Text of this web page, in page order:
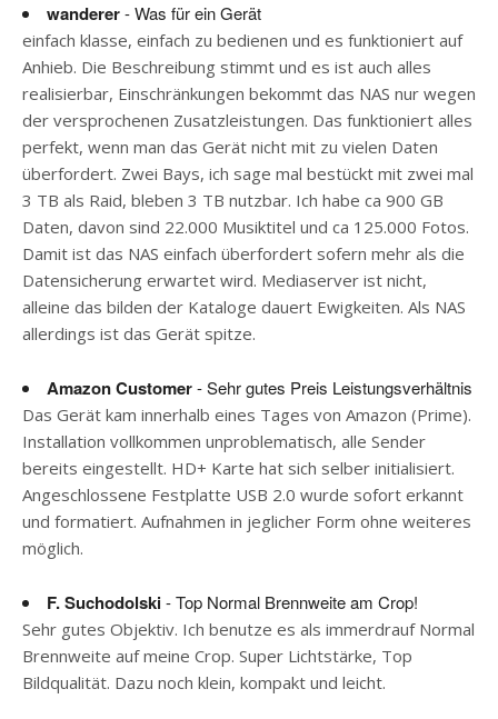
wanderer- Was für ein Gerät
einfach klasse, einfach zu bedienen und es funktioniert auf
Anhieb. Die Beschreibung stimmt und es ist auch alles
realisierbar, Einschränkungen bekommt das NAS nur wegen
der versprochenen Zusatzleistungen. Das funktioniert alles
perfekt, wenn man das Gerät nicht mit zu vielen Daten
überfordert. Zwei Bays, ich sage mal bestückt mit zwei mal
3 TB als Raid, bleben 3 TB nutzbar. Ich habe ca 900 GB
Daten, davon sind 22.000 Musiktitel und ca 125.000 Fotos.
Damit ist das NAS einfach überfordert sofern mehr als die
Datensicherung erwartet wird. Mediaserver ist nicht,
alleine das bilden der Kataloge dauert Ewigkeiten. Als NAS
allerdings ist das Gerät spitze.
Amazon Customer- Sehr gutes Preis Leistungsverhältnis
Das Gerät kam innerhalb eines Tages von Amazon (Prime).
Installation vollkommen unproblematisch, alle Sender
bereits eingestellt. HD+ Karte hat sich selber initialisiert.
Angeschlossene Festplatte USB 2.0 wurde sofort erkannt
und formatiert. Aufnahmen in jeglicher Form ohne weiteres
möglich.
F. Suchodolski- Top Normal Brennweite am Crop!
Sehr gutes Objektiv. Ich benutze es als immerdrauf Normal
Brennweite auf meine Crop. Super Lichtstärke, Top
Bildqualität. Dazu noch klein, kompakt und leicht.